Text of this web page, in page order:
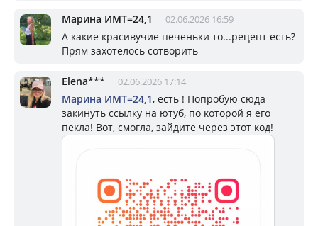
Марина ИМТ=24,1 02.06.2026 16:59
А какие красивучие печеньки то...рецепт есть?
Прям захотелось сотворить
Elena*** 02.06.2026 17:14
Марина ИМТ=24,1, есть ! Попробую сюда
закинуть ссылку на ютуб, по которой я его
пекла! Вот, смогла, зайдите через этот код!